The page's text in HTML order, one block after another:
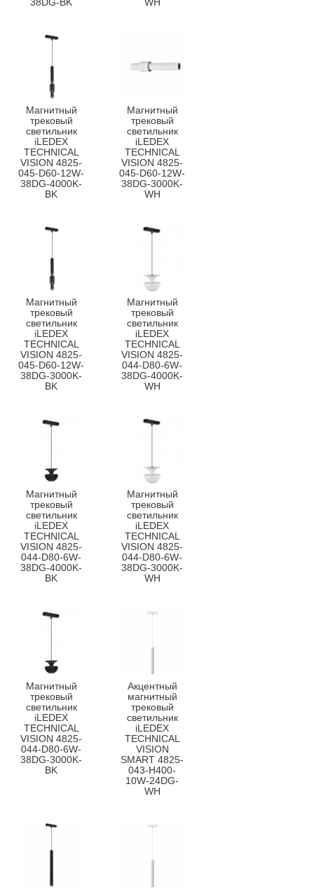
Магнитный
трековый
светильник
iLEDEX
TECHNICAL
VISION 4825-
045-D60-12W-
38DG-4000K-
BK
Магнитный
трековый
светильник
iLEDEX
TECHNICAL
VISION 4825-
045-D60-12W-
38DG-3000K-
WH
Магнитный
трековый
светильник
iLEDEX
TECHNICAL
VISION 4825-
045-D60-12W-
38DG-3000K-
BK
Магнитный
трековый
светильник
iLEDEX
TECHNICAL
VISION 4825-
044-D80-6W-
38DG-4000K-
WH
Магнитный
трековый
светильник
iLEDEX
TECHNICAL
VISION 4825-
044-D80-6W-
38DG-4000K-
BK
Магнитный
трековый
светильник
iLEDEX
TECHNICAL
VISION 4825-
044-D80-6W-
38DG-3000K-
WH
Магнитный
трековый
светильник
iLEDEX
TECHNICAL
VISION 4825-
044-D80-6W-
38DG-3000K-
BK
Акцентный
магнитный
трековый
светильник
iLEDEX
TECHNICAL
VISION
SMART 4825-
043-H400-
10W-24DG-
WH